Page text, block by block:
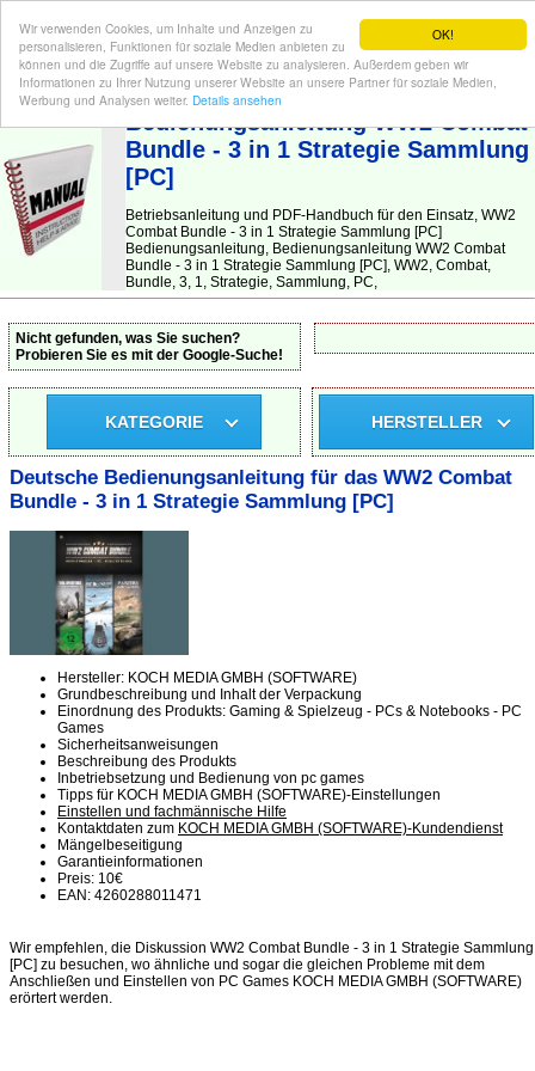
OK!
Wir verwenden Cookies, um Inhalte und Anzeigen zu
personalisieren, Funktionen für soziale Medien anbieten zu
können und die Zugriffe auf unsere Website zu analysieren. Außerdem geben wir
Informationen zu Ihrer Nutzung unserer Website an unsere Partner für soziale Medien,
Werbung und Analysen weiter. Details ansehen
BEDIENUNGSANLEITUNG| Hier finden Sie die deutsche Anleitung!
Bedienungsanleitung WW2 Combat
Bundle - 3 in 1 Strategie Sammlung
[PC]
Betriebsanleitung und PDF-Handbuch für den Einsatz, WW2
Combat Bundle - 3 in 1 Strategie Sammlung [PC]
Bedienungsanleitung, Bedienungsanleitung WW2 Combat
Bundle - 3 in 1 Strategie Sammlung [PC], WW2, Combat,
Bundle, 3, 1, Strategie, Sammlung, PC,
Nicht gefunden, was Sie suchen?
Probieren Sie es mit der Google-Suche!
KATEGORIE HERSTELLER
Deutsche Bedienungsanleitung für das WW2 Combat
Bundle - 3 in 1 Strategie Sammlung [PC]
Hersteller: KOCH MEDIA GMBH (SOFTWARE)
Grundbeschreibung und Inhalt der Verpackung
Einordnung des Produkts: Gaming & Spielzeug - PCs & Notebooks - PC
Games
Sicherheitsanweisungen
Beschreibung des Produkts
Inbetriebsetzung und Bedienung von pc games
Tipps für KOCH MEDIA GMBH (SOFTWARE)-Einstellungen
Einstellen und fachmännische Hilfe
Kontaktdaten zum KOCH MEDIA GMBH (SOFTWARE)-Kundendienst
Mängelbeseitigung
Garantieinformationen
Preis: 10€
EAN: 4260288011471
Wir empfehlen, die Diskussion WW2 Combat Bundle - 3 in 1 Strategie Sammlung
[PC] zu besuchen, wo ähnliche und sogar die gleichen Probleme mit dem
Anschließen und Einstellen von PC Games KOCH MEDIA GMBH (SOFTWARE)
erörtert werden.